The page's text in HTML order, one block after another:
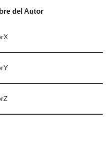
del Autor